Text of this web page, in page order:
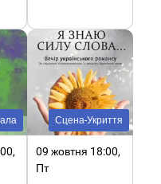
Сцена-Укриття
09 жовтня 18:00,
Пт